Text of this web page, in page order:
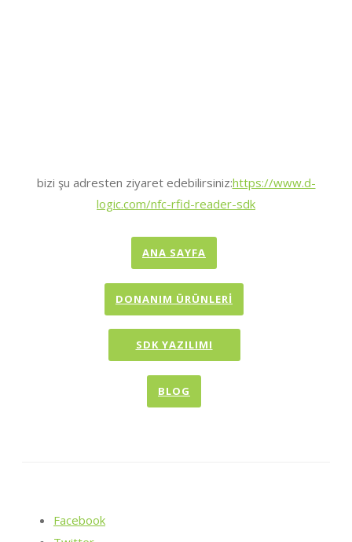
bizi şu adresten ziyaret edebilirsiniz:https://www.d-
logic.com/nfc-rfid-reader-sdk
ANA SAYFA
DONANIM ÜRÜNLERİ
SDK YAZILIMI
BLOG
Facebook